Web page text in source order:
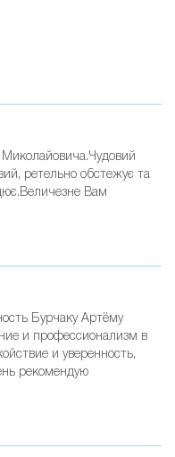
ретельно обстежує та
Вам
Бурчаку Артёму
и профессионализм в
и уверенность,
рекомендую